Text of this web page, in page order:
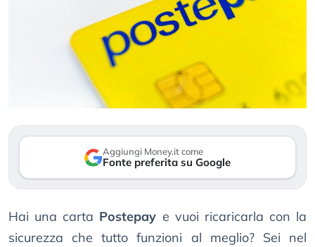
Aggiungi Money.it come
Fonte preferita su Google
Hai una carta Postepay e vuoi ricaricarla con la
sicurezza che tutto funzioni al meglio? Sei nel